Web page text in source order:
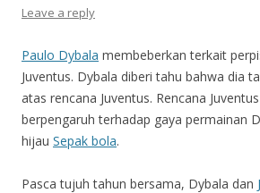
Leave a reply
Paulo Dybala membeberkan terkait
Juventus. Dybala diberi tahu bahwa dia
atas rencana Juventus. Rencana
berpengaruh terhadap gaya permainan
hijau Sepak bola.
Pasca tujuh tahun bersama, Dybala dan